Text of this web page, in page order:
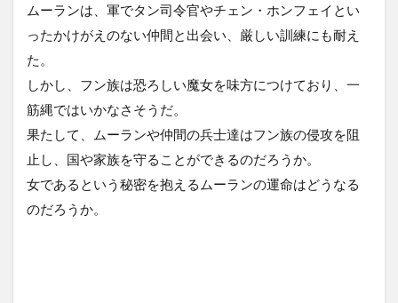
ムーランは、軍でタン司令官やチェン・ホンフェイとい
ったかけがえのない仲間と出会い、厳しい訓練にも耐え
た。
しかし、フン族は恐ろしい魔女を味方につけており、一
筋縄ではいかなさそうだ。
果たして、ムーランや仲間の兵士達はフン族の侵攻を阻
止し、国や家族を守ることができるのだろうか。
女であるという秘密を抱えるムーランの運命はどうなる
のだろうか。